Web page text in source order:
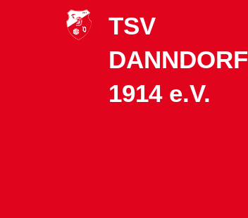
TSV
DANNDORF
1914 e.V.